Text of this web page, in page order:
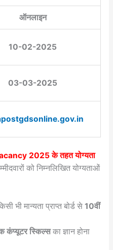
ऑनलाइन
10-02-2025
03-03-2025
2025 के तहत योग्यता
को निम्नलिखित योग्यताओं
भी मान्यता प्राप्त बोर्ड से 10वीं
कंप्यूटर स्किल्सका ज्ञान होना